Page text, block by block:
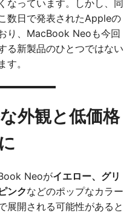
なっています。しかし、同
数日で発表されたAppleの
り、MacBook Neoも今回
る新製品のひとつではない
す。
外観と低価格
Neoがイエロー、グリ
ンクなどのポップなカラー
展開される可能性があると